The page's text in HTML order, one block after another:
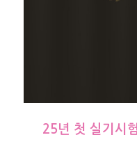
25년 첫 실기시